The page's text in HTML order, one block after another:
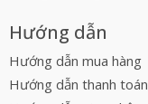
Hướng dẫn
Hướng dẫn mua hàng
Hướng dẫn thanh toán